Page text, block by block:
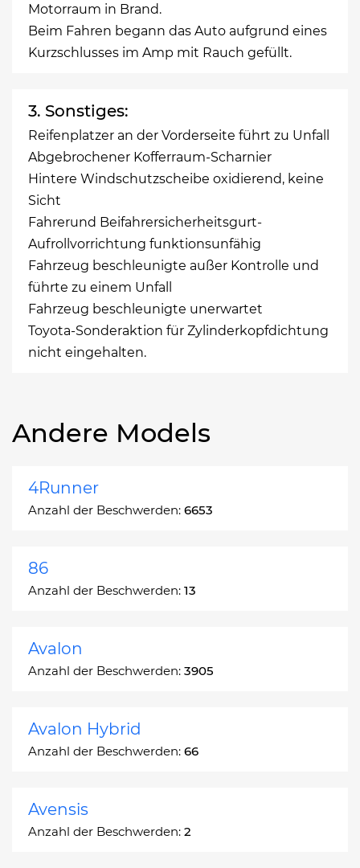
Motorraum in Brand.
Beim Fahren begann das Auto aufgrund eines
Kurzschlusses im Amp mit Rauch gefüllt.
3. Sonstiges:
Reifenplatzer an der Vorderseite führt zu Unfall
Abgebrochener Kofferraum-Scharnier
Hintere Windschutzscheibe oxidierend, keine
Sicht
Fahrerund Beifahrersicherheitsgurt-
Aufrollvorrichtung funktionsunfähig
Fahrzeug beschleunigte außer Kontrolle und
führte zu einem Unfall
Fahrzeug beschleunigte unerwartet
Toyota-Sonderaktion für Zylinderkopfdichtung
nicht eingehalten.
Andere Models
4Runner
Anzahl der Beschwerden: 6653
86
Anzahl der Beschwerden: 13
Avalon
Anzahl der Beschwerden: 3905
Avalon Hybrid
Anzahl der Beschwerden: 66
Avensis
Anzahl der Beschwerden: 2